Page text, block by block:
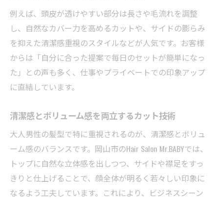
髪質改善に役立つカットのポイント解説
トリートメントとメンズカットの相乗効果
大人男性の髪を守るケア方法とカット術
メンズカット後の髪質維持テクニック
忙しい大人男性にも続けやすいメンズカットと
時短で整う忙しい男性向けメンズカット術
スピーディな施術で維持しやすい髪型選び
メンズカットの理想的な頻度とメリット
仕事帰りでも通えるメンズカットの魅力
手間いらずのスタイリングを叶えるカット
例えば、頭皮が透けやすい部分は長さや毛流れを調整
し、自然なカバー力を高めるカットや、サイドの膨らみ
を抑えた清潔感重視のスタイルなどが人気です。お客様
からは「自分に合った提案で毎日のセットが簡単になっ
た」との声も多く、仕事やプライベートでの印象アップ
に直結しています。
清潔感とボリューム感を両立するカット技術
大人男性の髪型で特に重視されるのが、清潔感とボリュ
ーム感のバランスです。岡山市のHair Salon Mr.BABYでは、
トップに自然な立体感を出しつつ、サイドや襟足をすっ
きりと仕上げることで、顔全体が明るく若々しい印象に
なるよう工夫しています。これにより、ビジネスシーン